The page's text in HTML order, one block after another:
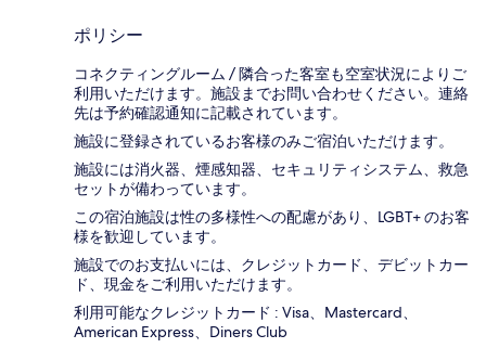
ポリシー
コネクティングルーム / 隣合った客室も空室状況によりご
利用いただけます。施設までお問い合わせください。連絡
先は予約確認通知に記載されています。
施設に登録されているお客様のみご宿泊いただけます。
施設には消火器、煙感知器、セキュリティシステム、救急
セットが備わっています。
この宿泊施設は性の多様性への配慮があり、LGBT+ のお客
様を歓迎しています。
施設でのお支払いには、クレジットカード、デビットカー
ド、現金をご利用いただけます。
利用可能なクレジットカード : Visa、Mastercard、
American Express、Diners Club